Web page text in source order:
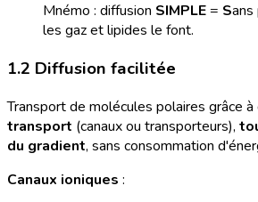
Mnémo : diffusion SIMPLE= Sans
les gaz et lipides le font.
1.2 Diffusion facilitée
Transport de molécules polaires grâce à
transport (canaux ou transporteurs),
du gradient, sans consommation
Canaux ioniques :